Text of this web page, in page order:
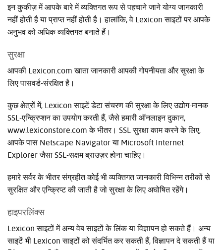
इन कुकीज़ में आपके बारे में व्यक्तिगत रूप से पहचाने जाने योग्य जानकारी
नहीं होती है या प्राप्त नहीं होती है। हालांकि, वे Lexicon साइटों पर आपके
अनुभव को अधिक व्यक्तिगत बनाते हैं।
सुरक्षा
आपकी Lexicon.com खाता जानकारी आपकी गोपनीयता और सुरक्षा के
लिए पासवर्ड-संरक्षित है।
कुछ क्षेत्रों में, Lexicon साइटें डेटा संचरण की सुरक्षा के लिए उद्योग-मानक
SSL-एन्क्रिप्शन का उपयोग करती हैं, जैसे हमारी ऑनलाइन दुकान,
www.lexiconstore.com के भीतर। SSL सुरक्षा काम करने के लिए,
आपके पास Netscape Navigator या Microsoft Internet
Explorer जैसा SSL-सक्षम ब्राउज़र होना चाहिए।
हमारे सर्वर के भीतर संग्रहीत कोई भी व्यक्तिगत जानकारी विभिन्न तरीकों से
सुरक्षित और एन्क्रिप्ट की जाती है जो सुरक्षा के लिए अघोषित रहेंगे।
हाइपरलिंक्स
Lexicon साइटों में अन्य वेब साइटों के लिंक या विज्ञापन हो सकते हैं। अन्य
साइटें भी Lexicon साइटों को संदर्भित कर सकती हैं, विज्ञापन दे सकती हैं या